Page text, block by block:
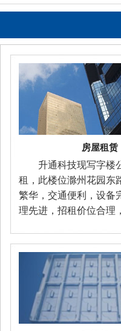
房屋租赁
升通科技现写字楼
租，此楼位滁州花园东
繁华，交通便利，设备
理先进，招租价位合理